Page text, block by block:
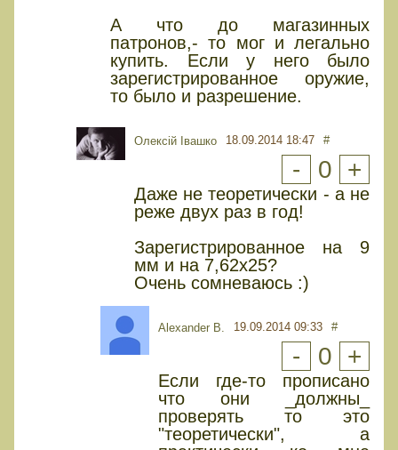
А что до магазинных
патронов,- то мог и легально
купить. Если у него было
зарегистрированное оружие,
то было и разрешение.
Олексій Івашко 18.09.2014 18:47 #
- 0 +
Даже не теоретически - а не
реже двух раз в год!
Зарегистрированное на 9
мм и на 7,62х25?
Очень сомневаюсь :)
Alexander B. 19.09.2014 09:33 #
- 0 +
Если где-то прописано
что они _должны_
проверять то это
"теоретически", а